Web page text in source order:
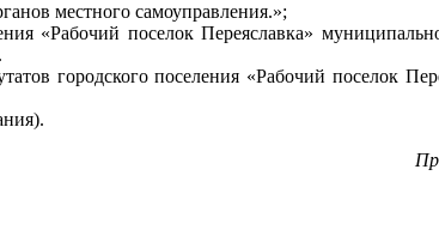
местного самоуправления.»;
«Рабочий поселок Переяславка»
городского поселения «Рабочий поселок